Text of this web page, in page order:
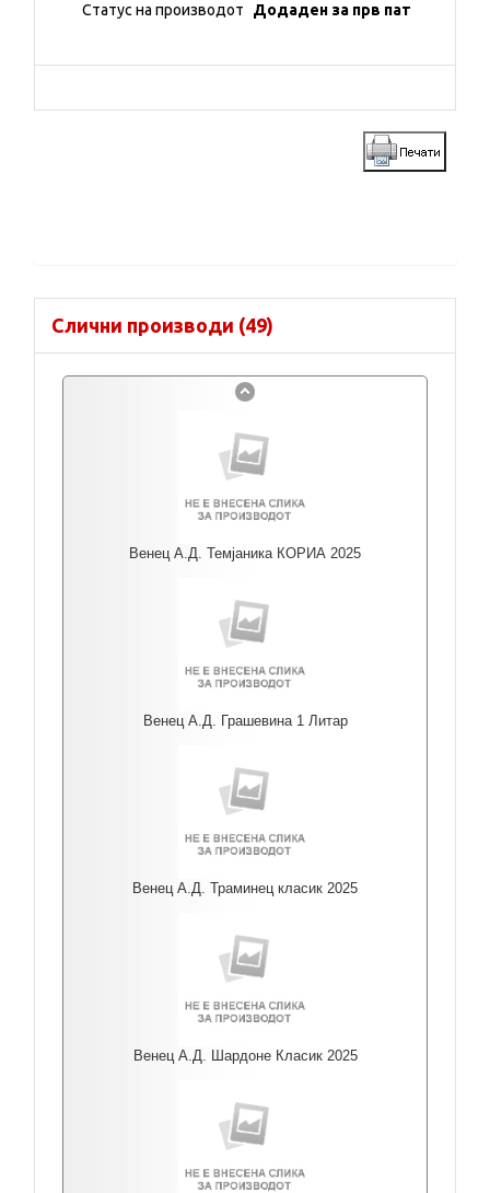
Статус на производот Додаден за прв пат
Слични производи (49)
Венец А.Д. Темјаника КОРИА 2025
Венец А.Д. Грашевина 1 Литар
Венец А.Д. Траминец класик 2025
Венец А.Д. Шардоне Класик 2025